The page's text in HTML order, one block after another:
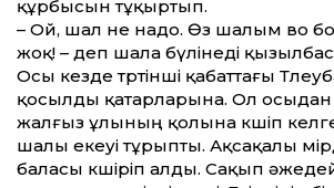
құрбысын тұқыртып.
– Ой, шал не надо. Өз шалым во
жоқ! – деп шала бүлінеді
Осы кезде төртінші қабаттағы
қосылды қатарларына. Ол
жалғыз ұлының қолына көшіп
шалы екеуі тұрыпты. Ақсақалы
баласы көшіріп алды. Сақып